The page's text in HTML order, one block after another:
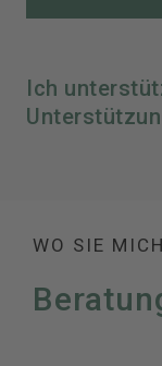
Ich
WO SIE